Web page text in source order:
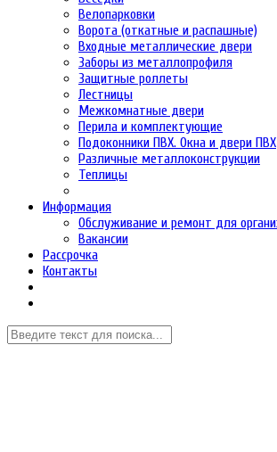
Велопарковки
Ворота (откатные и распашные)
Входные металлические двери
Заборы из металлопрофиля
Защитные роллеты
Лестницы
Межкомнатные двери
Перила и комплектующие
Подоконники ПВХ. Окна и двери ПВХ
Различные металлоконструкции
Теплицы
Информация
Обслуживание и ремонт для
Вакансии
Рассрочка
Контакты